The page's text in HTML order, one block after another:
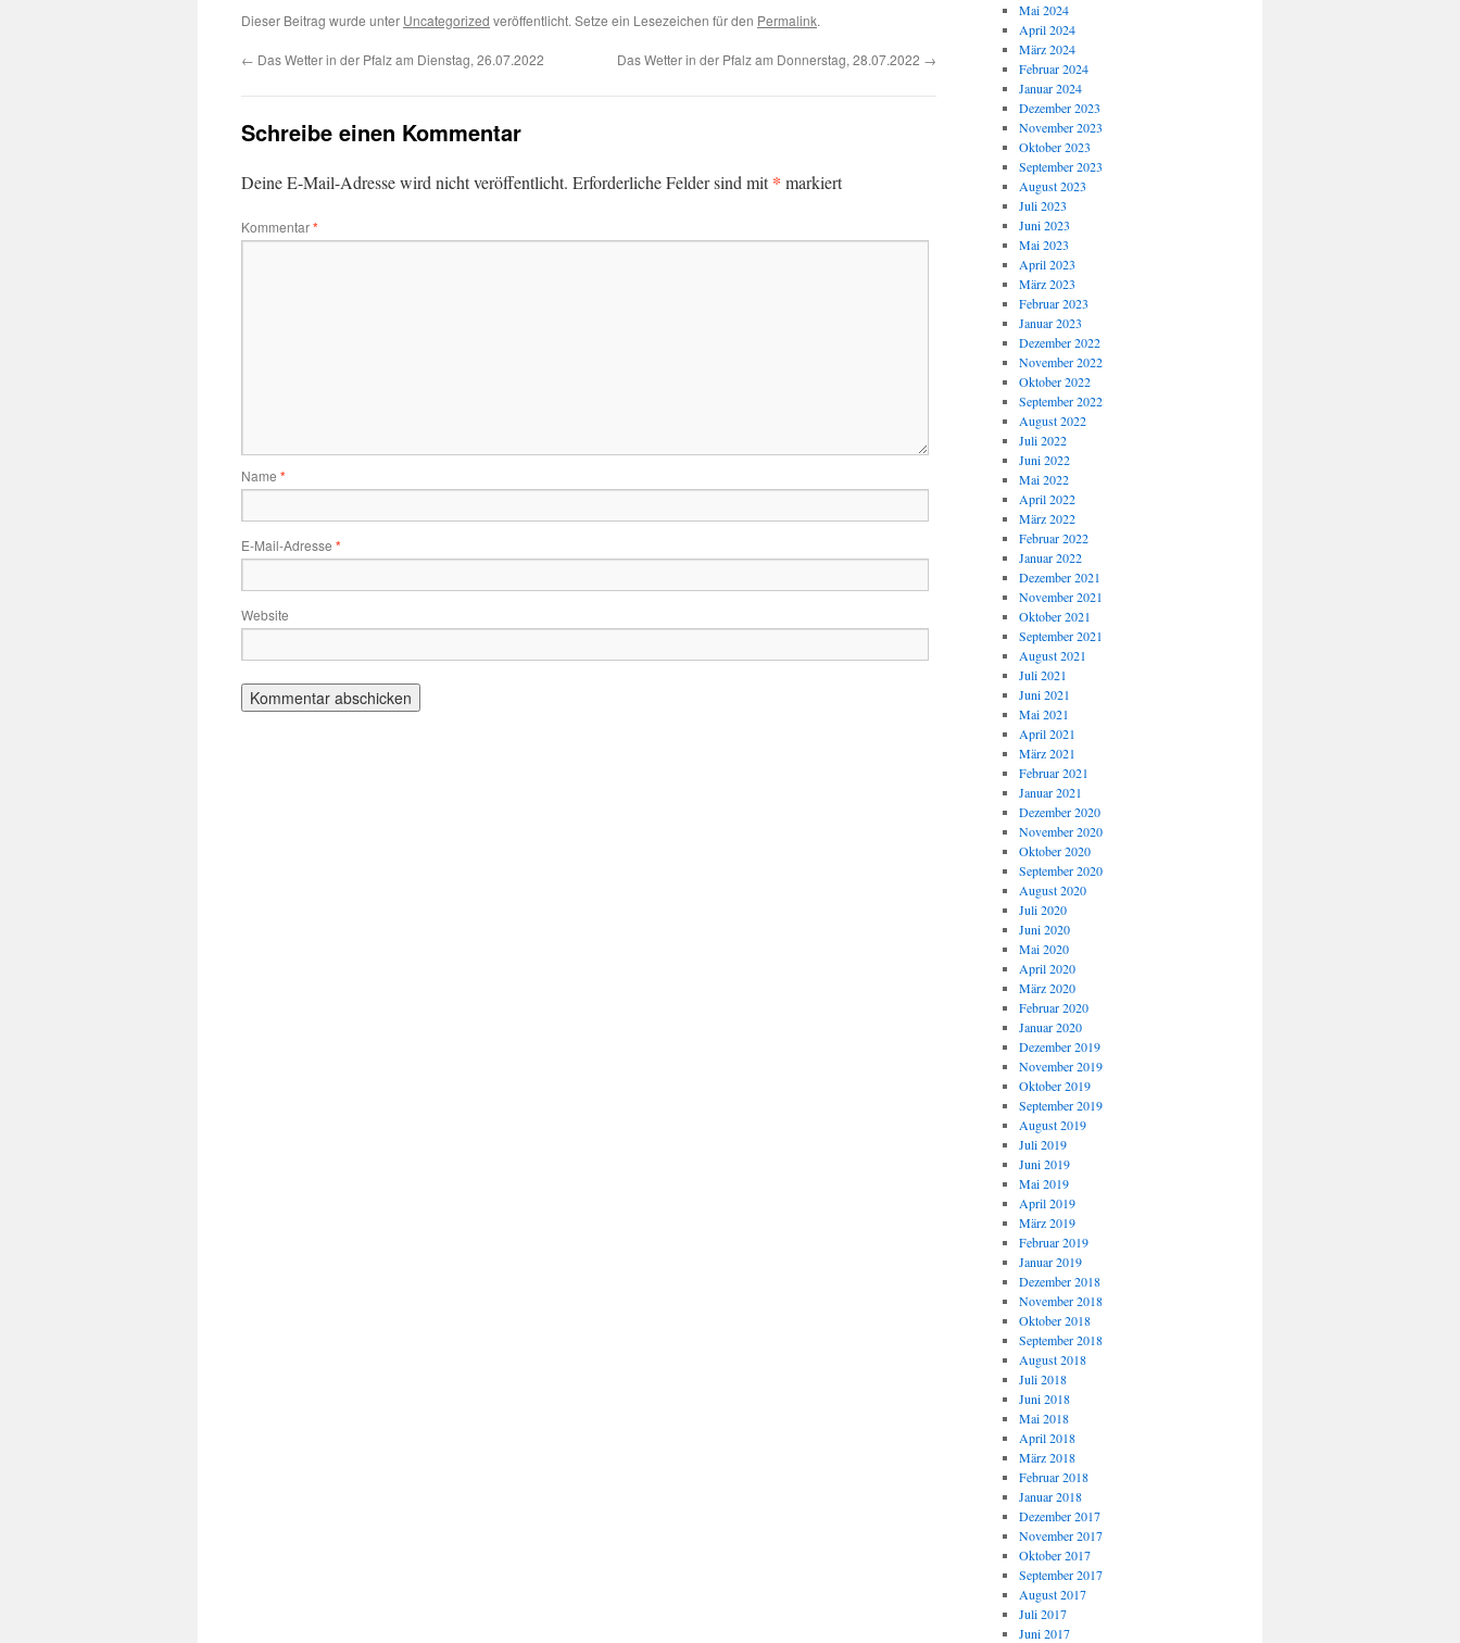
Dieser Beitrag wurde unter Uncategorized veröffentlicht. Setze ein Lesezeichen für den Permalink.
← Das Wetter in der Pfalz am Dienstag, 26.07.2022 Das Wetter in der Pfalz am Donnerstag, 28.07.2022 →
Schreibe einen Kommentar
Deine E-Mail-Adresse wird nicht veröffentlicht. Erforderliche Felder sind mit* markiert
Kommentar*
Name *
E-Mail-Adresse *
Website
Mai 2024
April 2024
März 2024
Februar 2024
Januar 2024
Dezember 2023
November 2023
Oktober 2023
September 2023
August 2023
Juli 2023
Juni 2023
Mai 2023
April 2023
März 2023
Februar 2023
Januar 2023
Dezember 2022
November 2022
Oktober 2022
September 2022
August 2022
Juli 2022
Juni 2022
Mai 2022
April 2022
März 2022
Februar 2022
Januar 2022
Dezember 2021
November 2021
Oktober 2021
September 2021
August 2021
Juli 2021
Juni 2021
Mai 2021
April 2021
März 2021
Februar 2021
Januar 2021
Dezember 2020
November 2020
Oktober 2020
September 2020
August 2020
Juli 2020
Juni 2020
Mai 2020
April 2020
März 2020
Februar 2020
Januar 2020
Dezember 2019
November 2019
Oktober 2019
September 2019
August 2019
Juli 2019
Juni 2019
Mai 2019
April 2019
März 2019
Februar 2019
Januar 2019
Dezember 2018
November 2018
Oktober 2018
September 2018
August 2018
Juli 2018
Juni 2018
Mai 2018
April 2018
März 2018
Februar 2018
Januar 2018
Dezember 2017
November 2017
Oktober 2017
September 2017
August 2017
Juli 2017
Juni 2017